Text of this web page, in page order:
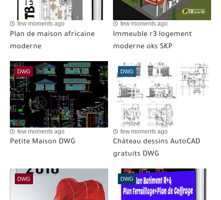
few moments ago
Plan de maison africaine
moderne
few moments ago
Immeuble r3 logement
moderne oks SKP
DWG
few moments ago
Petite Maison DWG
DWG
few moments ago
Château dessins AutoCAD
gratuits DWG
DWG DWG